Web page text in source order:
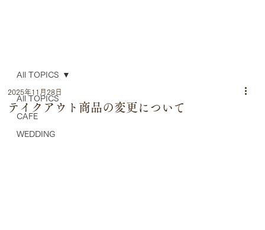
All TOPICS
CAFE
WEDDING
All TOPICS
テイクアウト商品の変更について
2025年11月28日